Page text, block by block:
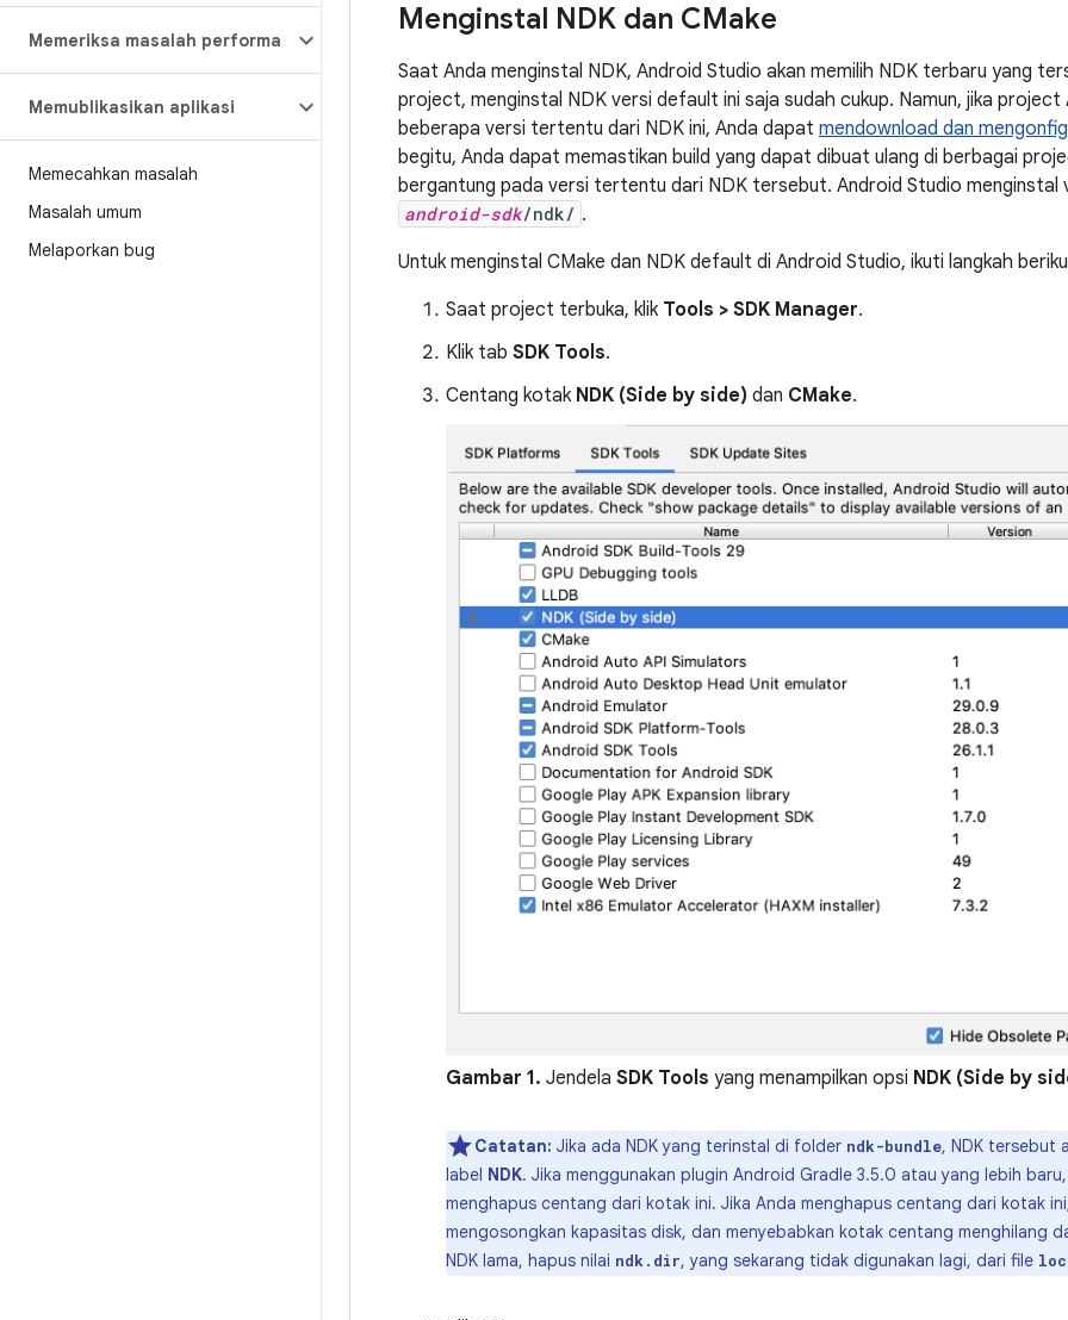
Memeriksa masalah performa
Memublikasikan aplikasi
Memecahkan masalah
Masalah umum
Melaporkan bug
Menginstal NDK dan CMake
Saat Anda menginstal NDK, Android Studio akan memilih NDK terbaru yang
project, menginstal NDK versi default ini saja sudah cukup. Namun, jika
beberapa versi tertentu dari NDK ini, Anda dapat mendownload dan
begitu, Anda dapat memastikan build yang dapat dibuat ulang di berbagai
bergantung pada versi tertentu dari NDK tersebut. Android Studio menginstal
android-sdk/ndk/ .
Untuk menginstal CMake dan NDK default di Android Studio, ikuti langkah
Saat project terbuka, klik Tools > SDK Manager.
Klik tab SDK Tools.
Centang kotak NDK (Side by side) dan CMake.
Gambar 1. Jendela SDK Tools yang menampilkan opsi NDK (Side by
Catatan: Jika ada NDK yang terinstal di folder ndk-bundle, NDK tersebut
label NDK. Jika menggunakan plugin Android Gradle 3.5.0 atau yang lebih
menghapus centang dari kotak ini. Jika Anda menghapus centang dari kotak
mengosongkan kapasitas disk, dan menyebabkan kotak centang menghilang
NDK lama, hapus nilai ndk.dir, yang sekarang tidak digunakan lagi, dari file